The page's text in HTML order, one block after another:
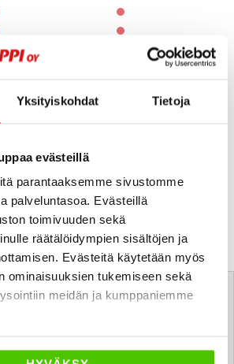
Yksityiskohdat Tietoja
evästeillä
parantaaksemme sivustomme
palveluntasoa. Evästeillä
toimivuuden sekä
räätälöidympien sisältöjen ja
Evästeitä käytetään myös
ominaisuuksien tukemiseen sekä
meidän ja kumppaniemme
1 / 60
ajoneuvoa myy